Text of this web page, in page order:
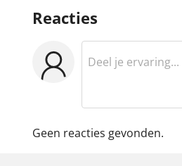
Reacties
Geen reacties gevonden.